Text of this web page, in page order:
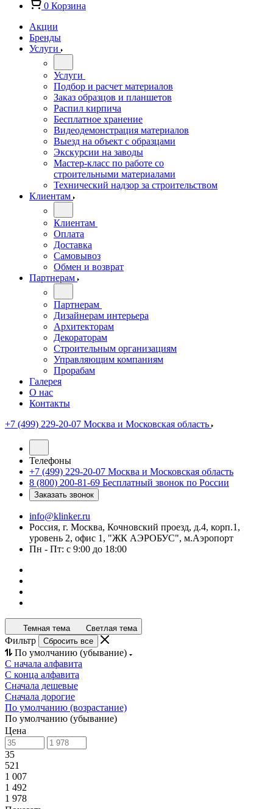
0 Корзина
Акции
Бренды
Услуги
Услуги
Подбор и расчет материалов
Заказ образцов и планшетов
Распил кирпича
Бесплатное хранение
Видеодемонстрация материалов
Выезд на объект с образцами
Экскурсии на заводы
Мастер-класс по работе со
строительными материалами
Технический надзор за строительством
Клиентам
Клиентам
Оплата
Доставка
Самовывоз
Обмен и возврат
Партнерам
Партнерам
Дизайнерам интерьера
Архитекторам
Декораторам
Строительным организациям
Управляющим компаниям
Прорабам
Галерея
О нас
Контакты
+7 (499) 229-20-07 Москва и Московская область
Телефоны
+7 (499) 229-20-07 Москва и Московская область
8 (800) 200-81-69 Бесплатный звонок по России
Заказать звонок
info@klinker.ru
Россия, г. Москва, Кочновский проезд, д.4, корп.1,
уровень 2, офис 1, "ЖК АЭРОБУС", м.Аэропорт
Пн - Пт: с 9:00 до 18:00
Темная тема Светлая тема
Фильтр Сбросить все
По умолчанию (убывание)
С начала алфавита
С конца алфавита
Сначала дешевые
Сначала дорогие
По умолчанию (возрастание)
По умолчанию (убывание)
Цена
35
521
1 007
1 492
1 978